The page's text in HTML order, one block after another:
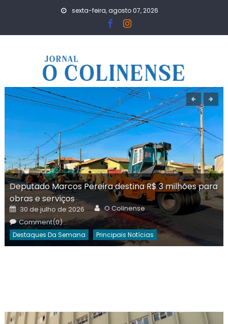
sexta-feira, agosto 07, 2026
Deputado Marcos Pereira destina R$ 3 milhões para
obras e serviços
Posted
on
30 de julho de 2026 Author
O Colinense
Comment(0)
Destaques Da Semana Principais Notícias